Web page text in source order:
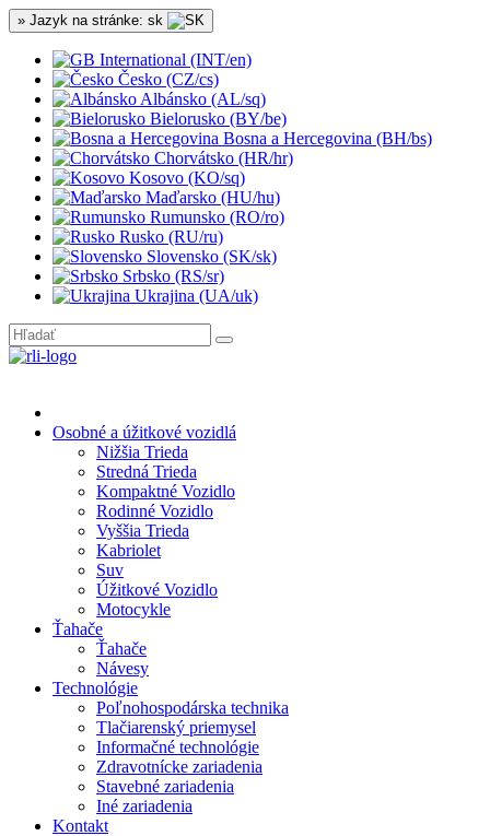
» Jazyk na stránke: sk
International (INT/en)
Česko (CZ/cs)
Albánsko (AL/sq)
Bielorusko (BY/be)
Bosna a Hercegovina (BH/bs)
Chorvátsko (HR/hr)
Kosovo (KO/sq)
Maďarsko (HU/hu)
Rumunsko (RO/ro)
Rusko (RU/ru)
Slovensko (SK/sk)
Srbsko (RS/sr)
Ukrajina (UA/uk)
Osobné a úžitkové vozidlá
Nižšia Trieda
Stredná Trieda
Kompaktné Vozidlo
Rodinné Vozidlo
Vyššia Trieda
Kabriolet
Suv
Úžitkové Vozidlo
Motocykle
Ťahače
Ťahače
Návesy
Technológie
Poľnohospodárska technika
Tlačiarenský priemysel
Informačné technológie
Zdravotnícke zariadenia
Stavebné zariadenia
Iné zariadenia
Kontakt